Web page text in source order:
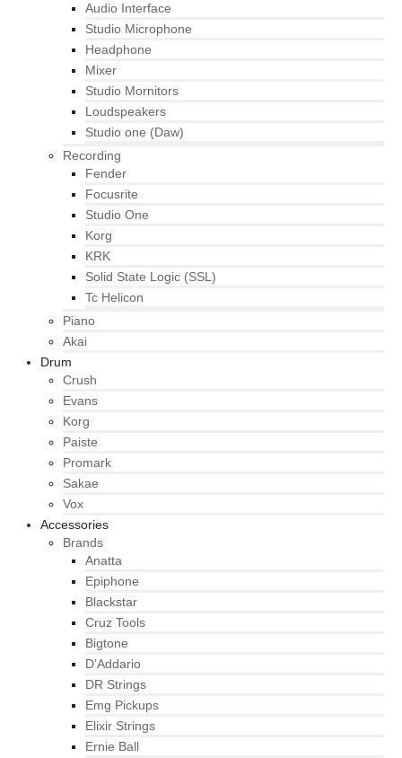
Audio Interface
Studio Microphone
Headphone
Mixer
Studio Mornitors
Loudspeakers
Studio one (Daw)
Recording
Fender
Focusrite
Studio One
Korg
KRK
Solid State Logic (SSL)
Tc Helicon
Piano
Akai
Drum
Crush
Evans
Korg
Paiste
Promark
Sakae
Vox
Accessories
Brands
Anatta
Epiphone
Blackstar
Cruz Tools
Bigtone
D’Addario
DR Strings
Emg Pickups
Elixir Strings
Ernie Ball